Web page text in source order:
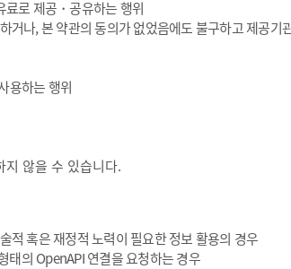
료로 제공・공유하는 행위
거나, 본 약관의 동의가 없었음에도 불구하고 제공기
용하는 행위
않을 수 있습니다.
적 혹은 재정적 노력이 필요한 정보 활용의 경우
태의 OpenAPI 연결을 요청하는 경우